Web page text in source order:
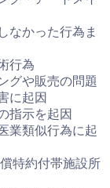
なかった行為ま
行為
グや販売の問題
に起因
指示を起因
業類似行為に起
特約付帯施設所